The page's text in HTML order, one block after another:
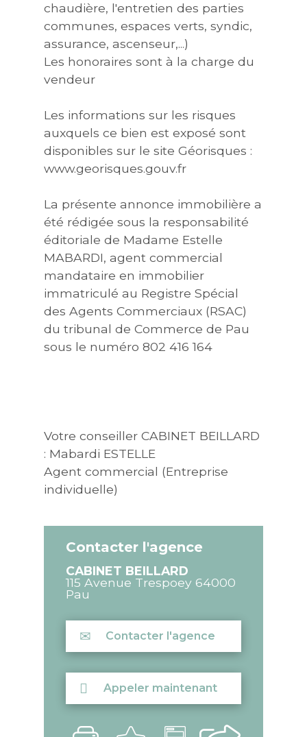
chaudière, l'entretien des parties
communes, espaces verts, syndic,
assurance, ascenseur,...)
Les honoraires sont à la charge du
vendeur
Les informations sur les risques
auxquels ce bien est exposé sont
disponibles sur le site Géorisques :
www.georisques.gouv.fr
La présente annonce immobilière a
été rédigée sous la responsabilité
éditoriale de Madame Estelle
MABARDI, agent commercial
mandataire en immobilier
immatriculé au Registre Spécial
des Agents Commerciaux (RSAC)
du tribunal de Commerce de Pau
sous le numéro 802 416 164
Votre conseiller CABINET BEILLARD
: Mabardi ESTELLE
Agent commercial (Entreprise
individuelle)
Contacter l'agence
CABINET BEILLARD
115 Avenue Trespoey 64000
Pau
Contacter l'agence
Appeler maintenant